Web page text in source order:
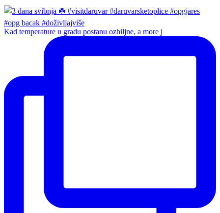
Kad temperature u gradu postanu ozbiljne, a more j